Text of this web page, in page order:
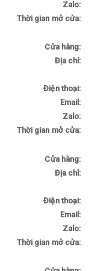
Zalo:
Thời gian mở cửa:
Cửa hàng:
Địa chỉ:
Điện thoại:
Email:
Zalo:
Thời gian mở cửa:
Cửa hàng:
Địa chỉ:
Điện thoại:
Email:
Zalo:
Thời gian mở cửa: